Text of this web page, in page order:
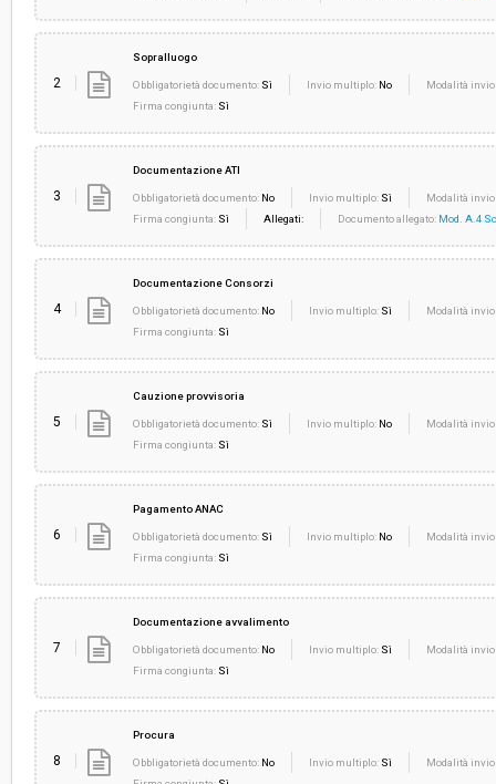
2
Sopralluogo
Obbligatorietà documento: Sì Invio multiplo: No
Modalità
Firma congiunta: Sì
3
Documentazione ATI
Obbligatorietà documento: No Invio multiplo: Sì
Modalità
Firma congiunta: Sì Allegati: Documento allegato: Mod. A.4
4
Documentazione Consorzi
Obbligatorietà documento: No Invio multiplo: Sì
Modalità
Firma congiunta: Sì
5
Cauzione provvisoria
Obbligatorietà documento: Sì Invio multiplo: No
Modalità
Firma congiunta: Sì
6
Pagamento ANAC
Obbligatorietà documento: Sì Invio multiplo: No
Modalità
Firma congiunta: Sì
7
Documentazione avvalimento
Obbligatorietà documento: No Invio multiplo: Sì
Modalità
Firma congiunta: Sì
8
Procura
Obbligatorietà documento: No Invio multiplo: Sì
Modalità